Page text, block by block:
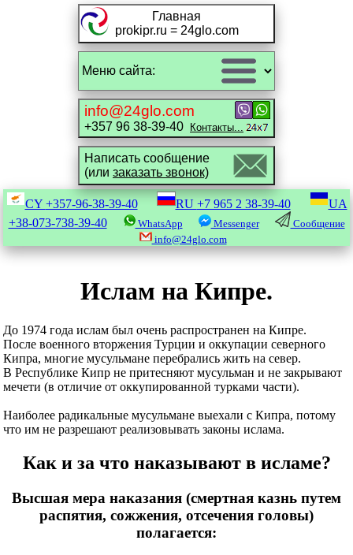
Главная
prokipr.ru = 24glo.com
info@24glo.com
+357 96 38-39-40 Контакты...
Написать сообщение
(или заказать звонок)
CY +357-96-38-39-40 RU +7 965 2 38-39-40
UA
+38-073-738-39-40
WhatsApp Messenger
Сообщение
info@24glo.com
Ислам на Кипре.
До 1974 года ислам был очень распространен на Кипре.
После военного вторжения Турции и оккупации северного
Кипра, многие мусульмане перебрались жить на север.
В Республике Кипр не притесняют мусульман и не закрывают
мечети (в отличие от оккупированной турками части).
Наиболее радикальные мусульмане выехали с Кипра, потому
что им не разрешают реализовывать законы ислама.
Как и за что наказывают в исламе?
Высшая мера наказания (смертная казнь путем
распятия, сожжения, отсечения головы)
полагается: